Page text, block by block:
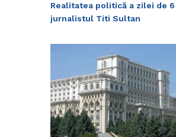
Realitatea politică a zilei de
jurnalistul Titi Sultan